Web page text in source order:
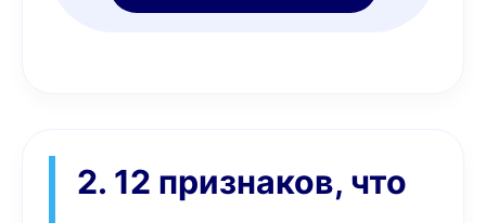
2. 12 признаков, что